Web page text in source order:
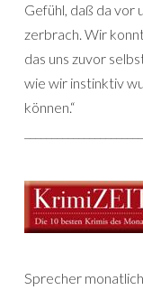
Gefühl, daß da vor
zerbrach. Wir
das uns zuvor
wie wir instinktiv
können.“
Sprecher